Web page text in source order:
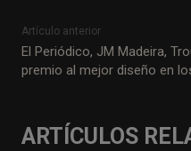
Artículo anterior
El Periódico, JM Madeira,
premio al mejor diseño en
ARTÍCULOS